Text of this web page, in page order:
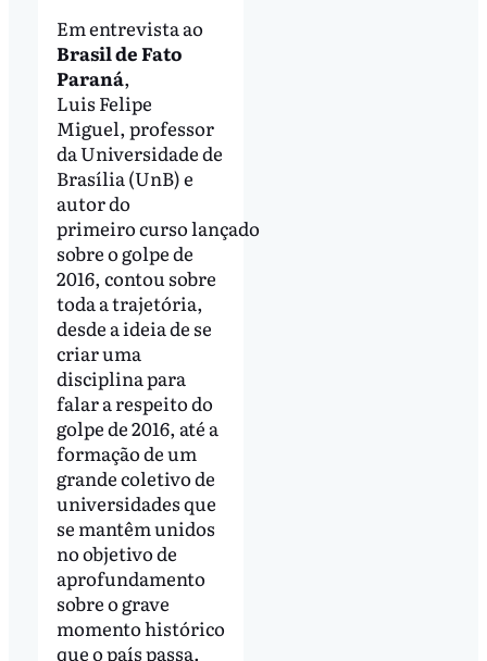
Em entrevista ao
Brasil de Fato
Paraná,
Luis Felipe
Miguel, professor
da Universidade de
Brasília (UnB) e
autor do
primeiro curso lançado
sobre o golpe de
2016, contou sobre
toda a trajetória,
desde a ideia de se
criar uma
disciplina para
falar a respeito do
golpe de 2016, até a
formação de um
grande coletivo de
universidades que
se mantêm unidos
no objetivo de
aprofundamento
sobre o grave
momento histórico
que o país passa.